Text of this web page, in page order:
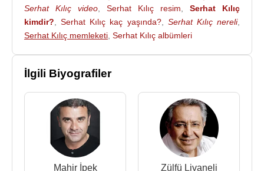
sevilerek iyice tanındı.
2014
yılı sonunda ise "Hepimiz sanatçı doğduk...
düzeyde sanatçı adayları kazandırabilmek için;
üzerine uluslararası denkliği olan belge, sertifika ve
diploma programlarının yanı sıra; çok sesli gençlik
ve çocuk koroları, diksiyon, yaratıcı drama, medya
okur - yazarlığı, hobi kulüpleri, özel amaçlı eğitimler
gibi programlar sunan
OKUL Serhat Kılıç
Serhat Kılıç video
Serhat Kılıç resim
Serhat Kılıç
kimdir? ,Serhat Kılıç kaç yaşında?, Serhat Kılıç nereli,
Serhat Kılıç memleketi Serhat Kılıç albümleri
İlgili Biyografiler
Mahir İpek Zülfü Livaneli